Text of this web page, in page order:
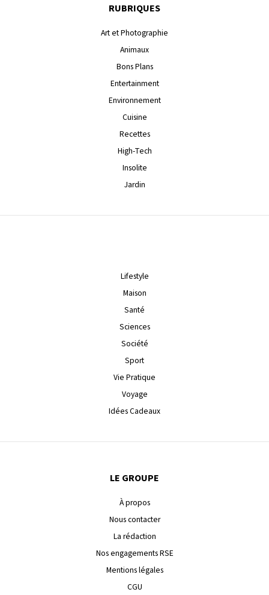
RUBRIQUES
Art et Photographie
Animaux
Bons Plans
Entertainment
Environnement
Cuisine
Recettes
High-Tech
Insolite
Jardin
Lifestyle
Maison
Santé
Sciences
Société
Sport
Vie Pratique
Voyage
Idées Cadeaux
LE GROUPE
À propos
Nous contacter
La rédaction
Nos engagements RSE
Mentions légales
CGU